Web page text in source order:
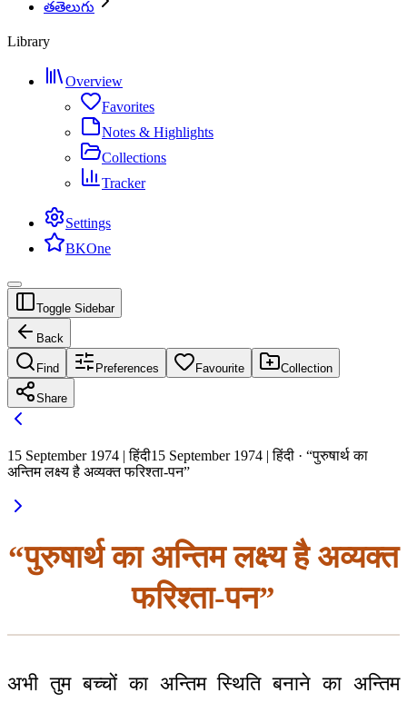
తతెలుగు
Library
Overview
Favorites
Notes & Highlights
Collections
Tracker
Settings
BKOne
Toggle Sidebar
Back
Find Preferences Favourite Collection
Share
15 September 1974 | हिंदी15 September 1974 | हिंदी · “पुरुषार्थ का
अन्तिम लक्ष्य है अव्यक्त फरिश्ता-पन”
“पुरुषार्थ का अन्तिम लक्ष्य है अव्यक्त
फरिश्ता-पन”
अभी तुम बच्चों का अन्तिम स्थिति बनाने का अन्तिम